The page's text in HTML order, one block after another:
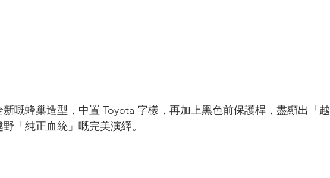
嘅蜂巢造型，中置 Toyota 字樣，再加上黑色前保護桿，盡顯出「越
「純正血統」嘅完美演繹。